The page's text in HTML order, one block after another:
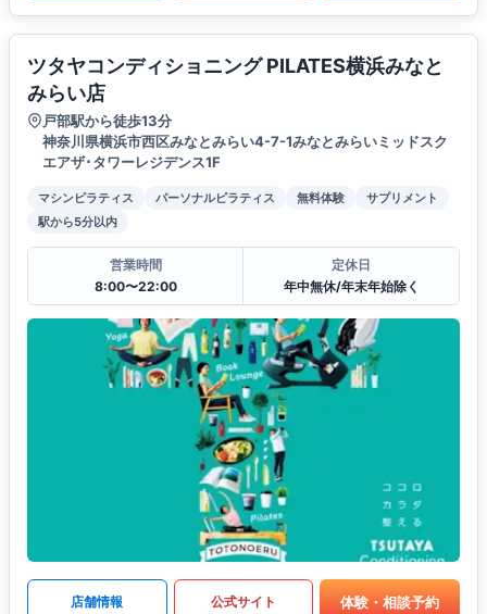
ツタヤコンディショニング PILATES横浜みなと
みらい店
戸部駅から徒歩13分
神奈川県横浜市西区みなとみらい4-7-1みなとみらいミッドスク
エアザ･タワーレジデンス1F
マシンピラティス パーソナルピラティス 無料体験
サプリメント
駅から5分以内
営業時間
8:00〜22:00
定休日
年中無休/年末年始除く
店舗情報 公式サイト 体験・相談予約